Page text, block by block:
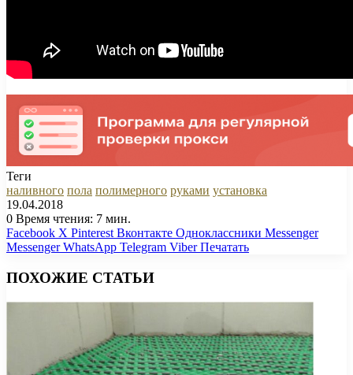
Теги
наливного пола полимерного руками установка
19.04.2018
0 Время чтения: 7 мин.
Facebook X Pinterest Вконтакте Одноклассники Messenger
Messenger WhatsApp Telegram Viber Печатать
ПОХОЖИЕ СТАТЬИ